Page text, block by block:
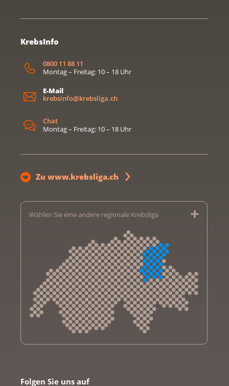
KrebsInfo
0800 11 88 11
Montag – Freitag: 10 – 18 Uhr
E-Mail
krebsinfo@krebsliga.ch
Chat
Montag – Freitag: 10 – 18 Uhr
Zu www.krebsliga.ch
Wählen Sie eine andere regionale Krebsliga
Krebsliga Bern
Folgen Sie uns auf